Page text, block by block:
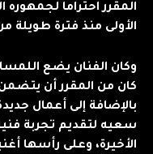
المقرر احتراماً
الأولى منذ فترة طويلة
وكان الفنان يضع
كان من المقرر أن
بالإضافة إلى أعمال
سعيه لتقديم تجربة
الأخيرة، وعلى رأسها